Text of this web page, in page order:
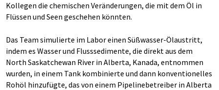
Kollegen die chemischen Veränderungen, die mit dem Öl in
Flüssen und Seen geschehen könnten.
Das Team simulierte im Labor einen Süßwasser-Ölaustritt,
indem es Wasser und Flusssedimente, die direkt aus dem
North Saskatchewan River in Alberta, Kanada, entnommen
wurden, in einem Tank kombinierte und dann konventionelles
Rohöl hinzufügte, das von einem Pipelinebetreiber in Alberta